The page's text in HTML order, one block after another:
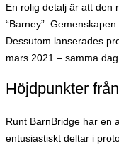
En rolig detalj är att den
“Barney”.
Dessutom lanserades
mars 2021 – samma
Höjdpunkter
Runt BarnBridge har en
entusiastiskt deltar i